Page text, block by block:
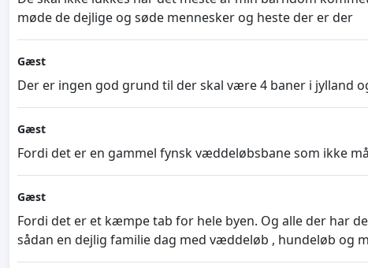
møde de dejlige og søde mennesker og heste der er der
Gæst
Der er ingen god grund til der skal være 4 baner i jylland
Gæst
Fordi det er en gammel fynsk væddeløbsbane som ikke
Gæst
Fordi det er et kæmpe tab for hele byen. Og alle der har
sådan en dejlig familie dag med væddeløb , hundeløb og